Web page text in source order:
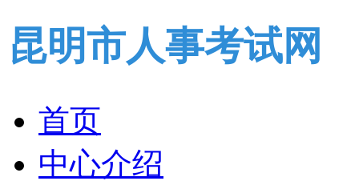
昆明市人事考试网
首页
中心介绍